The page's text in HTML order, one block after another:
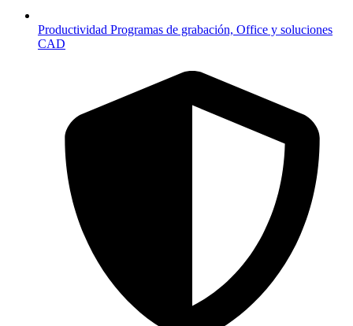
Productividad Programas de grabación, Office y soluciones
CAD